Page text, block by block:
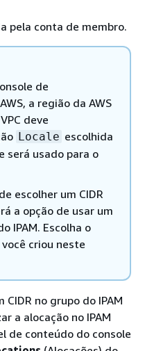
pela conta de membro.
de
a região da AWS
deve
Locale escolhida
será usado para o
escolher um CIDR
a opção de usar um
IPAM. Escolha o
criou neste
CIDR no grupo do IPAM
a alocação no IPAM
de conteúdo do console